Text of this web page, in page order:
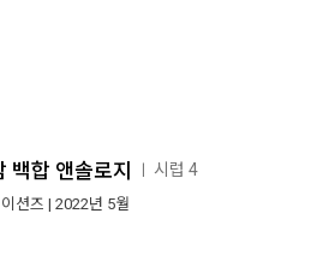
백합 앤솔로지 시럽 4
션즈 | 2022년 5월